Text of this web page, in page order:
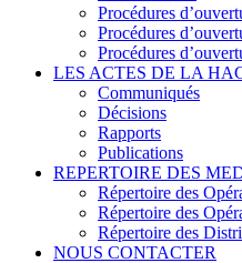
Procédures
Procédures
Procédures
LES ACTES DE LA
Communiqués
Décisions
Rapports
Publications
REPERTOIRE DES
Répertoire des
Répertoire des
Répertoire des
NOUS CONTACTER